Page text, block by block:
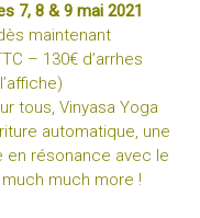
7, 8 & 9 mai 2021
maintenant
– 130€ d’arrhes
tous, Vinyasa Yoga
automatique, une
en résonance avec le
much more !